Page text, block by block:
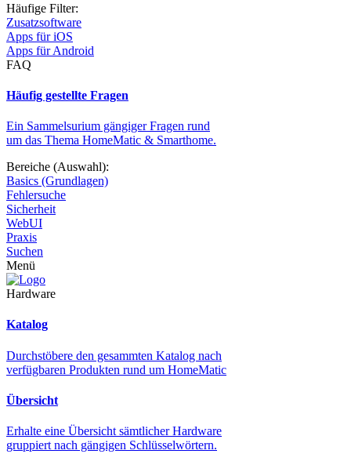
Häufige Filter:
Zusatzsoftware
Apps für iOS
Apps für Android
FAQ
Häufig gestellte Fragen
Ein Sammelsurium gängiger Fragen rund
um das Thema HomeMatic & Smarthome.
Bereiche (Auswahl):
Basics (Grundlagen)
Fehlersuche
Sicherheit
WebUI
Praxis
Suchen
Menü
Hardware
Katalog
Durchstöbere den gesammten Katalog nach
verfügbaren Produkten rund um HomeMatic
Übersicht
Erhalte eine Übersicht sämtlicher Hardware
gruppiert nach gängigen Schlüsselwörtern.